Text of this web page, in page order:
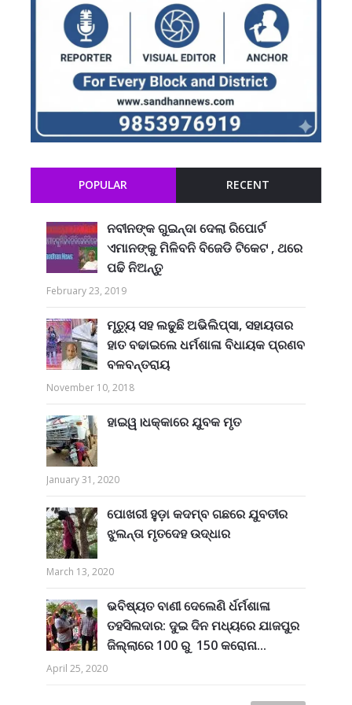
POPULAR RECENT
ନବୀନଙ୍କ ଗୁଇନ୍ଦା ଦେଲା ରିପୋର୍ଟ
ଏମାନଙ୍କୁ ମିଳିବନି ବିଜେଡି ଟିକେଟ , ଥରେ
ପଢି ନିଅନ୍ତୁ
February 23, 2019
ମୃତ୍ୟୁ ସହ ଲଢୁଛି ଅଭିଲିପ୍ସା, ସହାୟତାର
ହାତ ବଢାଇଲେ ଧର୍ମଶାଳା ବିଧାୟକ ପ୍ରଣବ
ବଳବନ୍ତରାୟ
November 10, 2018
ହାଇୱ।ଧକ୍କାରେ ଯୁବକ ମୃତ
January 31, 2020
ପୋଖରୀ ହୁଡ଼ା କଦମ୍ବ ଗଛରେ ଯୁବତୀର
ଝୁଲନ୍ତା ମୃତଦେହ ଉଦ୍ଧାର
March 13, 2020
ଭବିଷ୍ୟତ ବାଣୀ ଦେଲେଣି ର୍ଧର୍ମଶାଳା
ତହସିଲଦାର: ଦୁଇ ଦିନ ମଧ୍ୟରେ ଯାଜପୁର
ଜିଲ୍ଲାରେ 100 ରୁ 150 କରୋନା...
April 25, 2020